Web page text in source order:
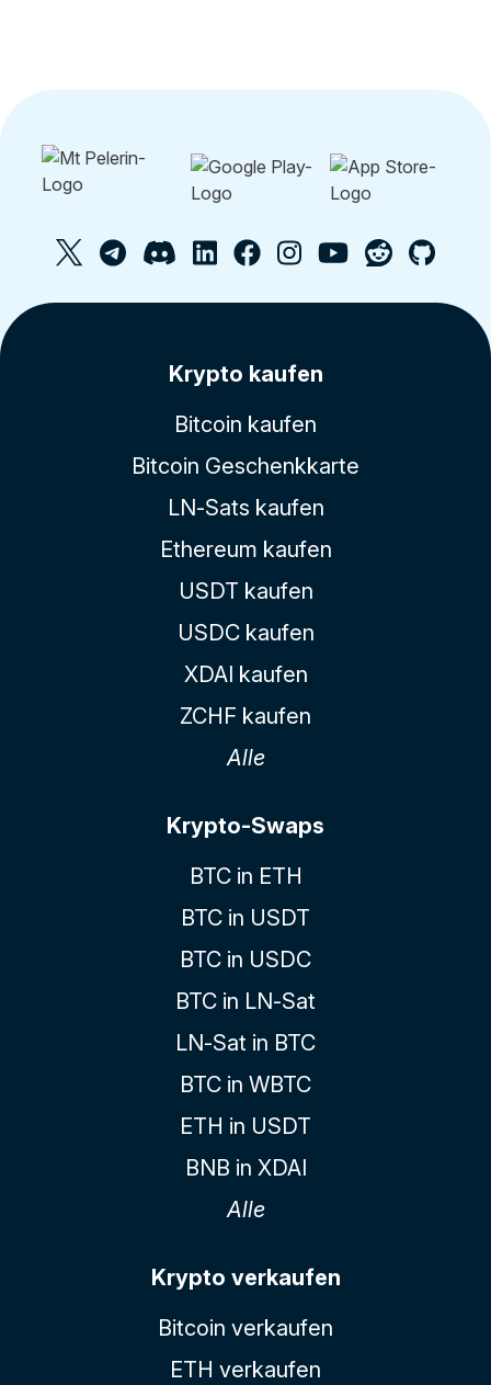
Krypto kaufen
Bitcoin kaufen
Bitcoin Geschenkkarte
LN-Sats kaufen
Ethereum kaufen
USDT kaufen
USDC kaufen
XDAI kaufen
ZCHF kaufen
Alle
Krypto-Swaps
BTC in ETH
BTC in USDT
BTC in USDC
BTC in LN-Sat
LN-Sat in BTC
BTC in WBTC
ETH in USDT
BNB in XDAI
Alle
Krypto verkaufen
Bitcoin verkaufen
ETH verkaufen